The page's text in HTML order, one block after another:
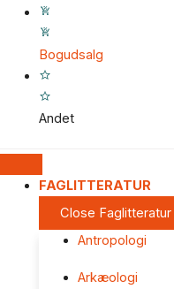
Bogudsalg
Andet
FAGLITTERATUR
Close Faglitteratur
Antropologi
Arkæologi